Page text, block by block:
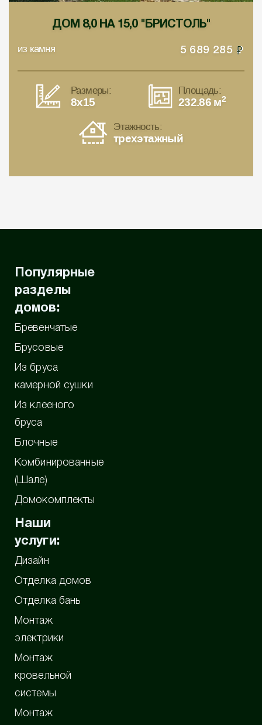
ДОМ 8,0 НА 15,0 "БРИСТОЛЬ"
из камня 5 689 285
Размеры:
8x15
Площадь:
232.86 м2
Этажность:
трехэтажный
Популярные
разделы
домов:
Бревенчатые
Брусовые
Из бруса
камерной сушки
Из клееного
бруса
Блочные
Комбинированные
(Шале)
Домокомплекты
Наши
услуги:
Дизайн
Отделка домов
Отделка бань
Монтаж
электрики
Монтаж
кровельной
системы
Монтаж